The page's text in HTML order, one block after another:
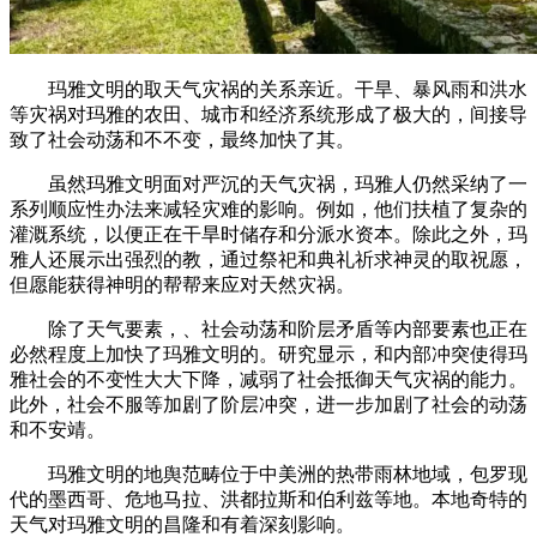
玛雅文明的取天气灾祸的关系亲近。干旱、暴风雨和洪水
等灾祸对玛雅的农田、城市和经济系统形成了极大的，间接导
致了社会动荡和不不变，最终加快了其。
虽然玛雅文明面对严沉的天气灾祸，玛雅人仍然采纳了一
系列顺应性办法来减轻灾难的影响。例如，他们扶植了复杂的
灌溉系统，以便正在干旱时储存和分派水资本。除此之外，玛
雅人还展示出强烈的教，通过祭祀和典礼祈求神灵的取祝愿，
但愿能获得神明的帮帮来应对天然灾祸。
除了天气要素，、社会动荡和阶层矛盾等内部要素也正在
必然程度上加快了玛雅文明的。研究显示，和内部冲突使得玛
雅社会的不变性大大下降，减弱了社会抵御天气灾祸的能力。
此外，社会不服等加剧了阶层冲突，进一步加剧了社会的动荡
和不安靖。
玛雅文明的地舆范畴位于中美洲的热带雨林地域，包罗现
代的墨西哥、危地马拉、洪都拉斯和伯利兹等地。本地奇特的
天气对玛雅文明的昌隆和有着深刻影响。